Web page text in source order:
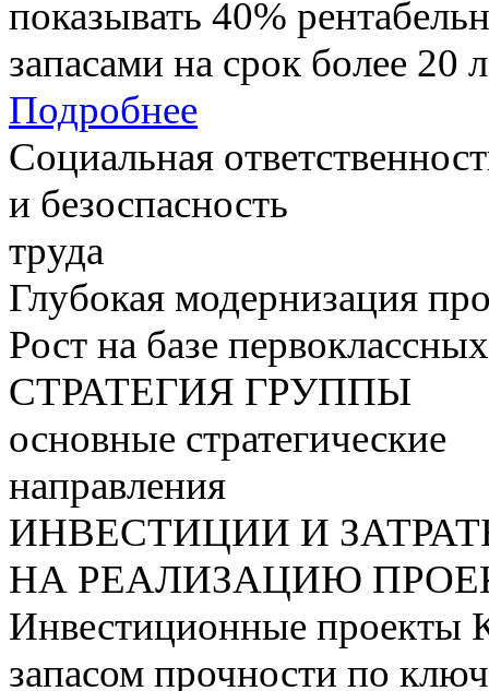
показывать 40%
запасами на срок более 20
Подробнее
Социальная
и безоспасность
труда
Глубокая модернизация
Рост на базе
СТРАТЕГИЯ ГРУППЫ
основные стратегические
направления
ИНВЕСТИЦИИ И
НА РЕАЛИЗАЦИЮ
Инвестиционные проекты
запасом прочности по